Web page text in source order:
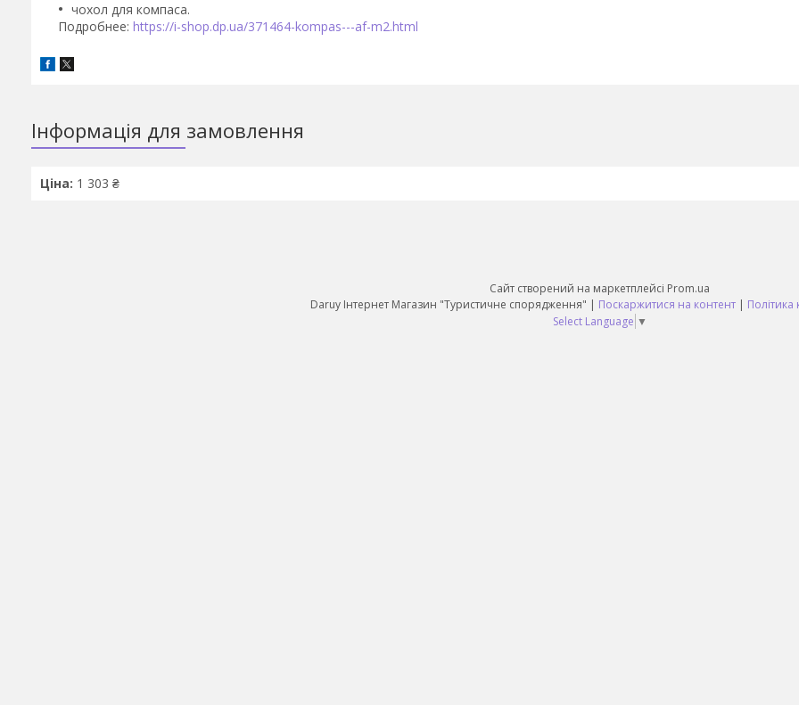
чохол для компаса.
Подробнее: https://i-shop.dp.ua/371464-kompas---af-m2.html
Інформація для замовлення
Ціна: 1 303 ₴
Сайт створений на маркетплейсі Prom.ua
Daruy Інтернет Магазин "Туристичне спорядження" | Поскаржитися на контент | Політика
Select Language ▼